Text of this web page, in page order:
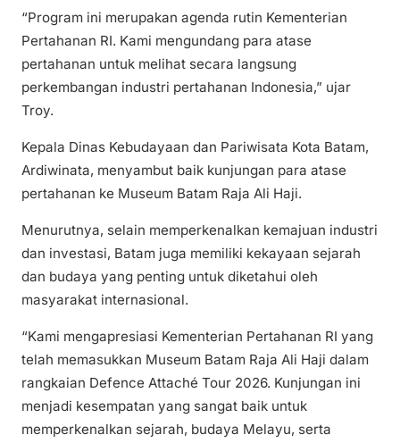
“Program ini merupakan agenda rutin Kementerian
Pertahanan RI. Kami mengundang para atase
pertahanan untuk melihat secara langsung
perkembangan industri pertahanan Indonesia,” ujar
Troy.
Kepala Dinas Kebudayaan dan Pariwisata Kota Batam,
Ardiwinata, menyambut baik kunjungan para atase
pertahanan ke Museum Batam Raja Ali Haji.
Menurutnya, selain memperkenalkan kemajuan industri
dan investasi, Batam juga memiliki kekayaan sejarah
dan budaya yang penting untuk diketahui oleh
masyarakat internasional.
“Kami mengapresiasi Kementerian Pertahanan RI yang
telah memasukkan Museum Batam Raja Ali Haji dalam
rangkaian Defence Attaché Tour 2026. Kunjungan ini
menjadi kesempatan yang sangat baik untuk
memperkenalkan sejarah, budaya Melayu, serta